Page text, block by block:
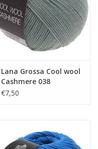
Lana Grossa Cool wool
Cashmere 038
€7,50